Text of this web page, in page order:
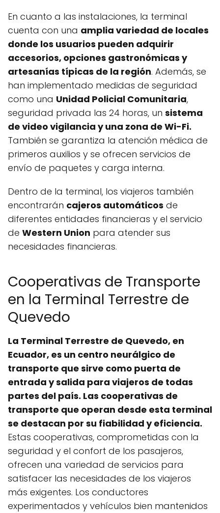
En cuanto a las instalaciones, la terminal
cuenta con una amplia variedad de locales
donde los usuarios pueden adquirir
accesorios, opciones gastronómicas y
artesanías típicas de la región. Además, se
han implementado medidas de seguridad
como una Unidad Policial Comunitaria,
seguridad privada las 24 horas, un sistema
de video vigilancia y una zona de Wi-Fi.
También se garantiza la atención médica de
primeros auxilios y se ofrecen servicios de
envío de paquetes y carga interna.
Dentro de la terminal, los viajeros también
encontrarán cajeros automáticos de
diferentes entidades financieras y el servicio
de Western Union para atender sus
necesidades financieras.
Cooperativas de Transporte
en la Terminal Terrestre de
Quevedo
La Terminal Terrestre de Quevedo, en
Ecuador, es un centro neurálgico de
transporte que sirve como puerta de
entrada y salida para viajeros de todas
partes del país. Las cooperativas de
transporte que operan desde esta terminal
se destacan por su fiabilidad y eficiencia.
Estas cooperativas, comprometidas con la
seguridad y el confort de los pasajeros,
ofrecen una variedad de servicios para
satisfacer las necesidades de los viajeros
más exigentes. Los conductores
experimentados y vehículos bien mantenidos